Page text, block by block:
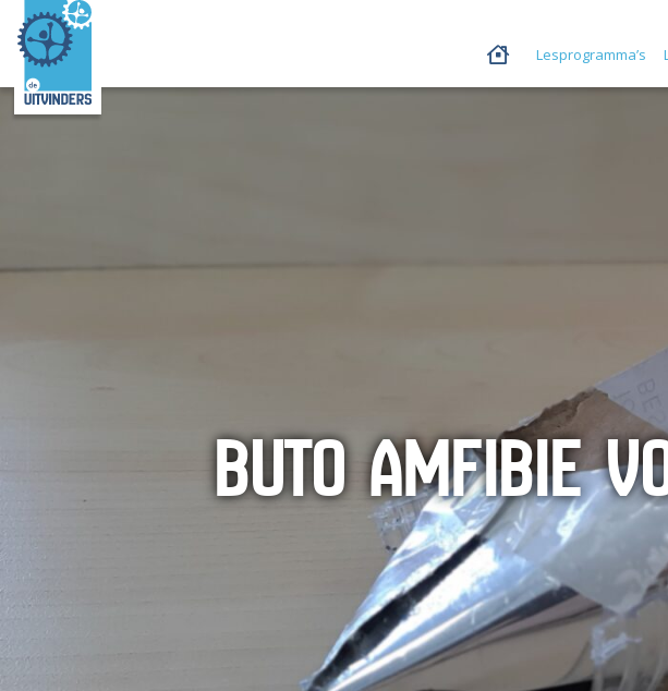
Lesprogramma’s
BUTO AMFIBIE